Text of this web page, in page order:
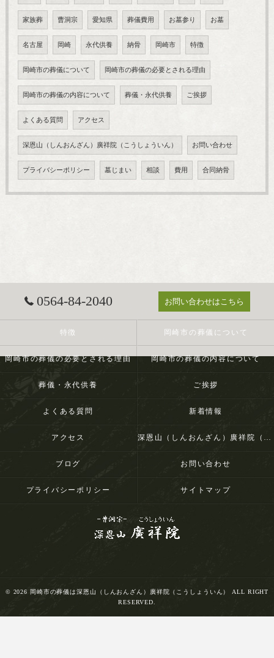
家族葬 曹洞宗 愛知県 葬儀費用 お墓参り お墓
名古屋 岡崎 永代供養 納骨 岡崎市 特徴
岡崎市の葬儀について 岡崎市の葬儀の必要とされる理由
岡崎市の葬儀の内容について 葬儀・永代供養 ご挨拶
よくある質問 アクセス
深恩山（しんおんざん）廣祥院（こうしょういん） お問い合わせ
プライバシーポリシー 墓じまい 相談 費用 合同納骨
0564-84-2040 お問い合わせはこちら
特徴 岡崎市の葬儀について
岡崎市の葬儀の必要とされる理由 岡崎市の葬儀の内容について
葬儀・永代供養 ご挨拶
よくある質問 新着情報
アクセス 深恩山（しんおんざん）廣祥院（こうしょういん）
ブログ お問い合わせ
プライバシーポリシー サイトマップ
© 2026 岡崎市の葬儀は深恩山（しんおんざん）廣祥院（こうしょういん） ALL RIGHT
RESERVED.